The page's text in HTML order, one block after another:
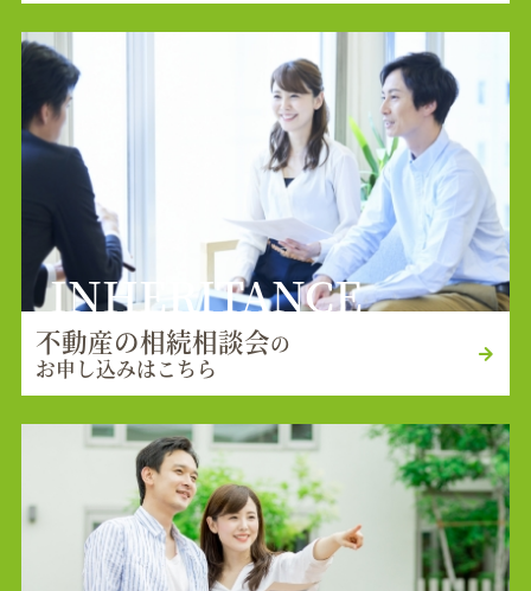
INHERITANCE
不動産の相続相談会の
お申し込みはこちら